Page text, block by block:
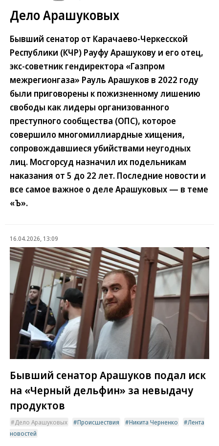
Дело Арашуковых
Бывший сенатор от Карачаево-Черкесской
Республики (КЧР) Рауфу Арашукову и его отец,
экс-советник гендиректора «Газпром
межрегионгаза» Рауль Арашуков в 2022 году
были приговорены к пожизненному лишению
свободы как лидеры организованного
преступного сообщества (ОПС), которое
совершило многомиллиардные хищения,
сопровождавшиеся убийствами неугодных
лиц. Мосгорсуд назначил их подельникам
наказания от 5 до 22 лет. Последние новости и
все самое важное о деле Арашуковых — в теме
«Ъ».
16.04.2026, 13:09
Бывший сенатор Арашуков подал иск
на «Черный дельфин» за невыдачу
продуктов
Дело Арашуковых Происшествия Никита Черненко
Лента
новостей